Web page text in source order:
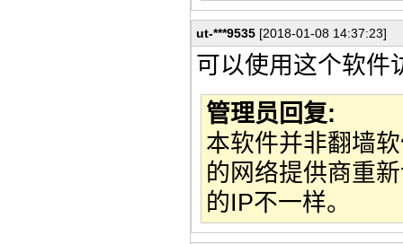
ut-***9535 [2018-01-08 14:37:23]
可以使用这个软件
管理员回复:
本软件并非翻墙
的网络提供商重
的IP不一样。